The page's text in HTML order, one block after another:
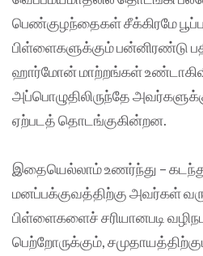
பெண்குழந்தைகள் சீக்கிரமே
பிள்ளைகளுக்கும் பன்னிரண்டு
ஹார்மோன் மாற்றங்கள்
அப்பொழுதிலிருந்தே
ஏற்படத் தொடங்குகின்றன.
இதையெல்லாம் உணர்ந்து –
மனப்பக்குவத்திற்கு அவர்கள்
பிள்ளைகளைச் சரியானபடி
பெற்றோருக்கும்,